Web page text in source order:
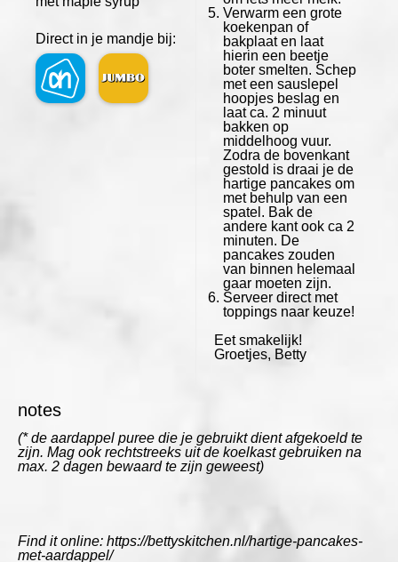
Direct in je mandje bij:
Verwarm een grote
koekenpan of
bakplaat en laat
hierin een beetje
boter smelten. Schep
met een sauslepel
hoopjes beslag en
laat ca. 2 minuut
bakken op
middelhoog vuur.
Zodra de bovenkant
gestold is draai je de
hartige pancakes om
met behulp van een
spatel. Bak de
andere kant ook ca 2
minuten. De
pancakes zouden
van binnen helemaal
gaar moeten zijn.
Serveer direct met
toppings naar keuze!
Eet smakelijk!
Groetjes, Betty
notes
(* de aardappel puree die je gebruikt dient afgekoeld te
zijn. Mag ook rechtstreeks uit de koelkast gebruiken na
max. 2 dagen bewaard te zijn geweest)
Find it online: https://bettyskitchen.nl/hartige-pancakes-
met-aardappel/